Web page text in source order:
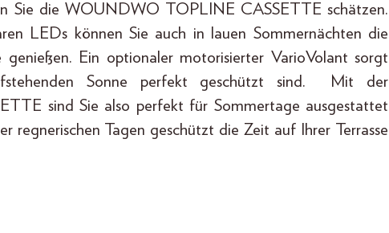
Sie die WOUNDWO TOPLINE CASSETTE schätzen.
LEDs können Sie auch in lauen Sommernächten die
genießen. Ein optionaler motorisierter VarioVolant sorgt
Sonne perfekt geschützt sind. Mit der
sind Sie also perfekt für Sommertage ausgestattet
regnerischen Tagen geschützt die Zeit auf Ihrer Terrasse